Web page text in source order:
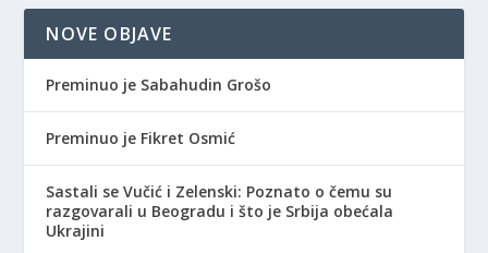
NOVE OBJAVE
Preminuo je Sabahudin Grošo
Preminuo je Fikret Osmić
Sastali se Vučić i Zelenski: Poznato o čemu su
razgovarali u Beogradu i što je Srbija obećala
Ukrajini